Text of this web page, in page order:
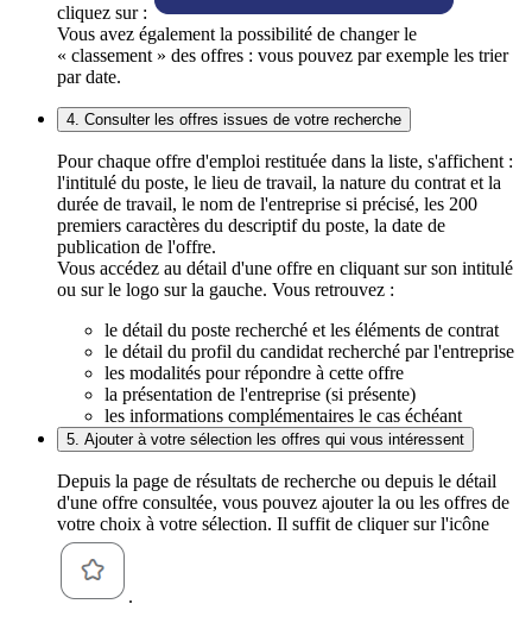
cliquez sur :
Vous avez également la possibilité de changer le
« classement » des offres : vous pouvez par exemple les trier
par date.
4. Consulter les offres issues de votre recherche
Pour chaque offre d'emploi restituée dans la liste, s'affichent :
l'intitulé du poste, le lieu de travail, la nature du contrat et la
durée de travail, le nom de l'entreprise si précisé, les 200
premiers caractères du descriptif du poste, la date de
publication de l'offre.
Vous accédez au détail d'une offre en cliquant sur son intitulé
ou sur le logo sur la gauche. Vous retrouvez :
le détail du poste recherché et les éléments de contrat
le détail du profil du candidat recherché par l'entreprise
les modalités pour répondre à cette offre
la présentation de l'entreprise (si présente)
les informations complémentaires le cas échéant
5. Ajouter à votre sélection les offres qui vous intéressent
Depuis la page de résultats de recherche ou depuis le détail
d'une offre consultée, vous pouvez ajouter la ou les offres de
votre choix à votre sélection. Il suffit de cliquer sur l'icône
.